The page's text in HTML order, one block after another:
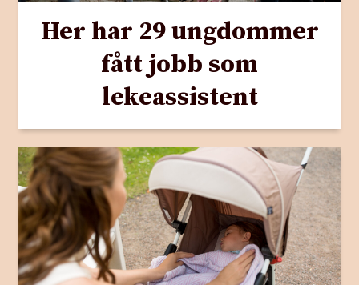
Her har 29 ungdommer
fått jobb som
lekeassistent